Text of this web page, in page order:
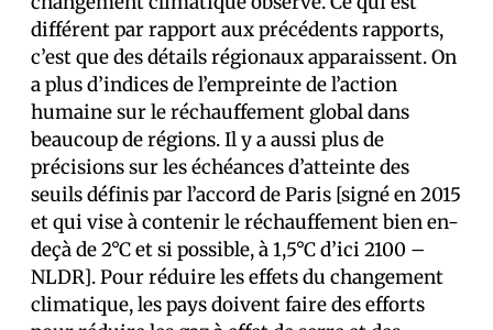
différent par rapport aux précédents rapports,
c’est que des détails régionaux apparaissent. On
a plus d’indices de l’empreinte de l’action
humaine sur le réchauffement global dans
beaucoup de régions. Il y a aussi plus de
précisions sur les échéances d’atteinte des
seuils définis par l’accord de Paris [signé en 2015
et qui vise à contenir le réchauffement bien en-
deçà de 2°C et si possible, à 1,5°C d’ici 2100 –
NLDR]. Pour réduire les effets du changement
climatique, les pays doivent faire des efforts